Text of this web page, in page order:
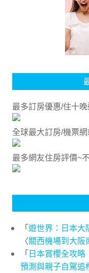
最多訂房優惠/住十
全球最大訂房/機票網
最多網友住房評價~
「遊世界：日本大
〈關西機場到大阪
「日本賞櫻全攻
預測與親子自駕追